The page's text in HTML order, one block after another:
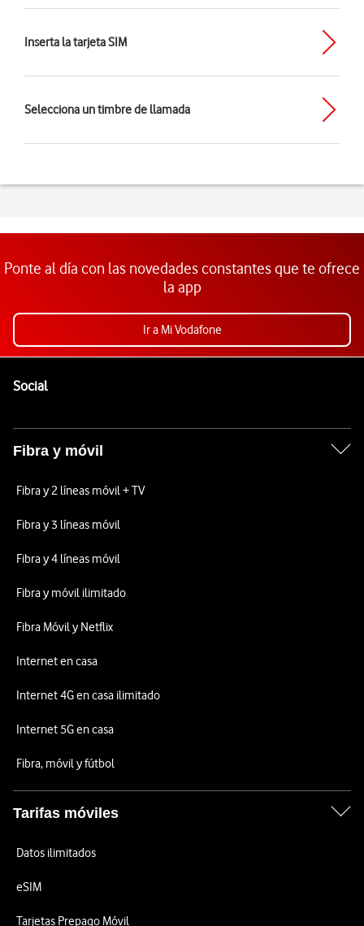
Inserta la tarjeta SIM
Selecciona un timbre de llamada
Ponte al día con las novedades constantes que te ofrece
la app
Ir a Mi Vodafone
SocialEnlaces a las redes sociales de Vodafone
Fibra y móvil
Fibra y 2 líneas móvil + TV
Fibra y 3 líneas móvil
Fibra y 4 líneas móvil
Fibra y móvil ilimitado
Fibra Móvil y Netflix
Internet en casa
Internet 4G en casa ilimitado
Internet 5G en casa
Fibra, móvil y fútbol
Tarifas móviles
Datos ilimitados
eSIM
Tarjetas Prepago Móvil